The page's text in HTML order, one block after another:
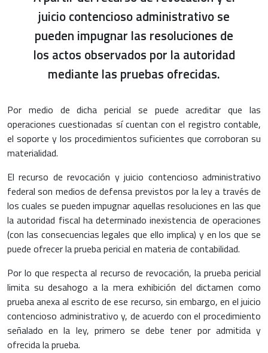
juicio contencioso administrativo se
pueden impugnar las resoluciones de
los actos observados por la autoridad
mediante las pruebas ofrecidas.
Por medio de dicha pericial se puede acreditar que las
operaciones cuestionadas sí cuentan con el registro contable,
el soporte y los procedimientos suficientes que corroboran su
materialidad.
El recurso de revocación y juicio contencioso administrativo
federal son medios de defensa previstos por la ley a través de
los cuales se pueden impugnar aquellas resoluciones en las que
la autoridad fiscal ha determinado inexistencia de operaciones
(con las consecuencias legales que ello implica) y en los que se
puede ofrecer la prueba pericial en materia de contabilidad.
Por lo que respecta al recurso de revocación, la prueba pericial
limita su desahogo a la mera exhibición del dictamen como
prueba anexa al escrito de ese recurso, sin embargo, en el juicio
contencioso administrativo y, de acuerdo con el procedimiento
señalado en la ley, primero se debe tener por admitida y
ofrecida la prueba.